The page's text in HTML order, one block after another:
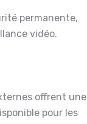
permanente,
vidéo.
offrent une
pour les